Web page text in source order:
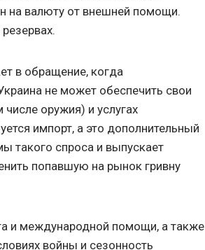
на валюту от внешней помощи.
в обращение, когда
не может обеспечить свои
оружия) и услугах
импорт, а это дополнительный
такого спроса и выпускает
попавшую на рынок гривну
и международной помощи, а также
войны и сезонность